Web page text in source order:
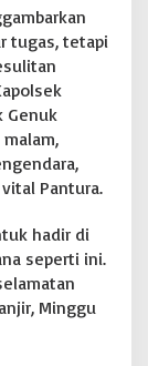
tugas, tetapi
Genuk
Pantura.
hadir di
seperti ini.
Minggu